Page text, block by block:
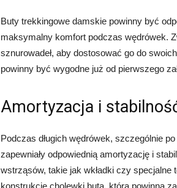
Buty trekkingowe damskie powinny być
maksymalny komfort podczas wędrówek.
sznurowadeł, aby dostosować go do
powinny być wygodne już od pierwszego
Amortyzacja i
Podczas długich wędrówek, szczególnie
zapewniały odpowiednią amortyzację i
wstrząsów, takie jak wkładki czy
konstrukcję cholewki buta, która powinna